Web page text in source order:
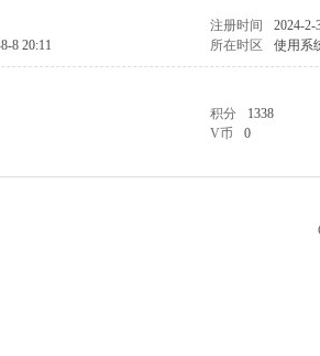
注册时间
2024-2-
8 20:11 所在时区 使用系
积分
1338
V币 0